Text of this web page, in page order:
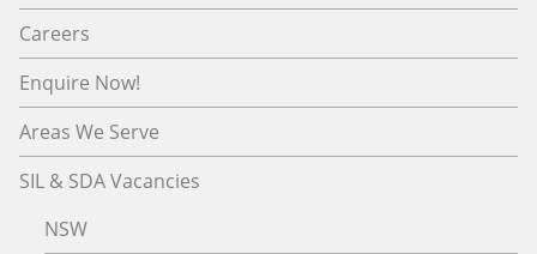
Careers
Enquire Now!
Areas We Serve
SIL & SDA Vacancies
NSW